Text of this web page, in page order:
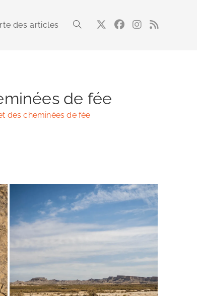
des articles Toggle
de fée
des cheminées de fée